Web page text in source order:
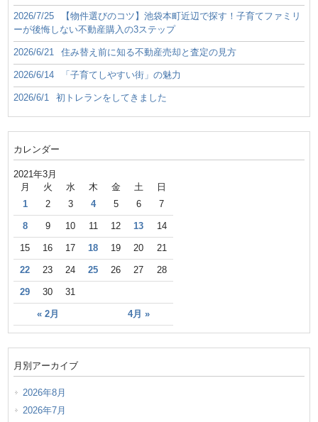
2026/7/25
【物件選びのコツ】池袋本町近辺で探す！子育てファミリ
ーが後悔しない不動産購入の3ステップ
2026/6/21 住み替え前に知る不動産売却と査定の見方
2026/6/14 「子育てしやすい街」の魅力
2026/6/1 初トレランをしてきました
カレンダー
2021年3月
月 火 水 木 金 土 日
« 2月 4月 »
1 2 3 4 5 6 7
8 9 10 11 12 13 14
15 16 17 18 19 20 21
22 23 24 25 26 27 28
29 30 31
月別アーカイブ
2026年8月
2026年7月